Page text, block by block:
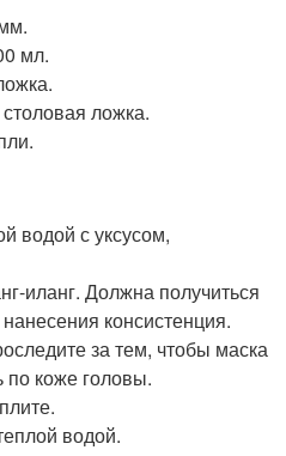
мл.
ложка.
водой с уксусом,
иланг. Должна получиться
консистенция.
за тем, чтобы маска
коже головы.
водой.